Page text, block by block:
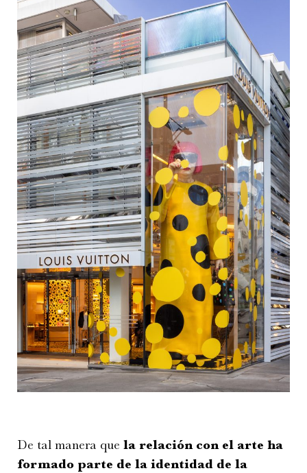
De tal manera que la relación con el arte ha
formado parte de la identidad de la